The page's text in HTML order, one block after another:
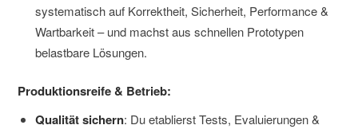
systematisch auf Korrektheit, Sicherheit, Performance &
Wartbarkeit – und machst aus schnellen Prototypen
belastbare Lösungen.
Produktionsreife & Betrieb:
Qualität sichern: Du etablierst Tests, Evaluierungen &